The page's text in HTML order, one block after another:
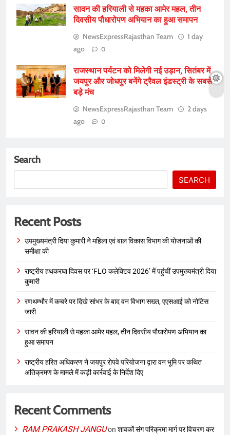
सावन की हरियाली से महका आमेर महल, तीन
दिवसीय पौधारोपण अभियान का हुआ समापन
NewsExpressRajasthan Team
1 day
ago
0
राजस्थान पर्यटन को मिलेगी नई उड़ान, सितंबर में
जयपुर और जोधपुर बनेंगे ट्रैवल इंडस्ट्री के सबसे
बड़े मंच
NewsExpressRajasthan Team
2 days
ago
0
Search
SEARCH
Recent Posts
उपमुख्यमंत्री दिया कुमारी ने महिला एवं बाल विकास विभाग की योजनाओं की
समीक्षा की
राष्ट्रीय हथकरघा दिवस पर ‘FLO कलेक्टिव 2026’ में पहुंचीं उपमुख्यमंत्री दिया
कुमारी
रणथम्भौर में कचरे पर दिखे सांभर के बाद वन विभाग सख्त, एएसआई को नोटिस
जारी
सावन की हरियाली से महका आमेर महल, तीन दिवसीय पौधारोपण अभियान का
हुआ समापन
राष्ट्रीय हरित अधिकरण ने जयपुर रोपवे परियोजना द्वारा वन भूमि पर कथित
अतिक्रमण के मामले में कड़ी कार्रवाई के निर्देश दिए
Recent Comments
RAM PRAKASH JANGUon शावकों संग परिक्रमा मार्ग पर विचरण कर